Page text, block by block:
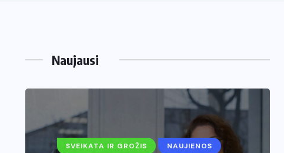
Naujausi
SVEIKATA IR GROŽIS NAUJIENOS